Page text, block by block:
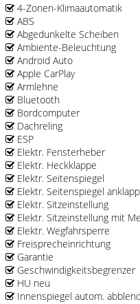
4-Zonen-Klimaautomatik
ABS
Abgedunkelte Scheiben
Ambiente-Beleuchtung
Android Auto
Apple CarPlay
Armlehne
Bluetooth
Bordcomputer
Dachreling
ESP
Elektr. Fensterheber
Elektr. Heckklappe
Elektr. Seitenspiegel
Elektr. Seitenspiegel
Elektr. Sitzeinstellung
Elektr. Sitzeinstellung mit
Elektr. Wegfahrsperre
Freisprecheinrichtung
Garantie
Geschwindigkeitsbegrenzer
HU neu
Innenspiegel autom.